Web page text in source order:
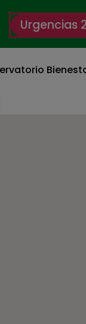
Urgencias